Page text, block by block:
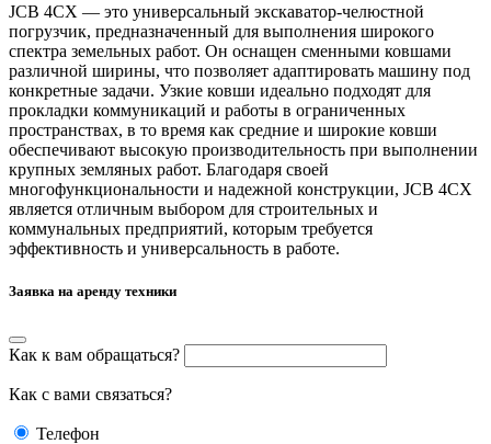
JCB 4СХ — это универсальный экскаватор-челюстной
погрузчик, предназначенный для выполнения широкого
спектра земельных работ. Он оснащен сменными ковшами
различной ширины, что позволяет адаптировать машину под
конкретные задачи. Узкие ковши идеально подходят для
прокладки коммуникаций и работы в ограниченных
пространствах, в то время как средние и широкие ковши
обеспечивают высокую производительность при выполнении
крупных земляных работ. Благодаря своей
многофункциональности и надежной конструкции, JCB 4СХ
является отличным выбором для строительных и
коммунальных предприятий, которым требуется
эффективность и универсальность в работе.
Заявка на аренду техники
Как к вам обращаться?
Как с вами связаться?
Телефон